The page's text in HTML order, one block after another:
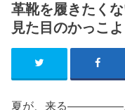
革靴を履きたく
見た目のかっこ
夏が、来る―――――